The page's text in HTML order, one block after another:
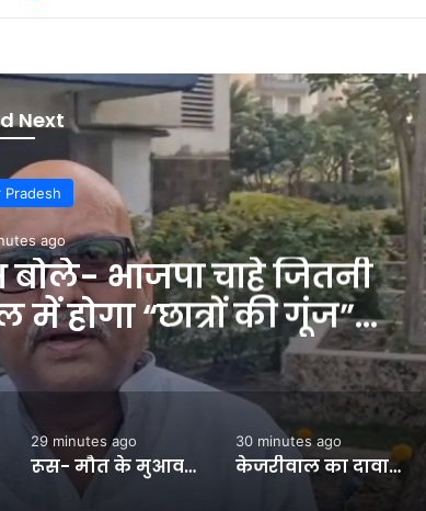
Next
ago
खिलाफ टेस्ट सीरीज से पहले
कुसल मेंडिस पहले टेस्ट से
#INA
30 minutes ago
केजरीवाल का दावा- उनका इंस्टाग्राम अकाउंट कुछ जगह बैन:मेटा से जवाब मांगा; कहा- कंपनी सरकार के सामने घुटने न टेके- INA NEWS
45 minutes ago
UP News: उत्तर प्रदेश के सरकारी खजाने को 36 हजार करोड़ का नुकसान, कौन है विलेन? – INA